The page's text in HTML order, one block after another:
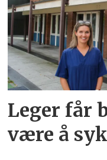
Leger får
være å